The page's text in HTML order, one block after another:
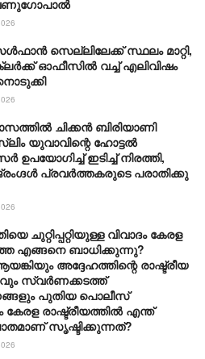
സെല്ലിലേക്ക് സ്ഥലം മാറ്റി,
ഓഫീസിൽ വച്ച് എലിവിഷം
ചിക്കന്‍ ബിരിയാണി
യുവാവിന്റെ ഹോട്ടല്‍
ഇടിച്ച് നിരത്തി,
പ്രവര്‍ത്തകരുടെ പരാതിക്കു
ചുറ്റിപ്പറ്റിയുള്ള വിവാദം കേരള
എങ്ങനെ ബാധിക്കുന്നു?
അദ്ദേഹത്തിന്റെ രാഷ്ട്രീയ
സ്വർണക്കടത്ത്
പുതിയ പൊലീസ്
കേരള രാഷ്ട്രീയത്തിൽ എന്ത്
സൃഷ്ടിക്കുന്നത്?